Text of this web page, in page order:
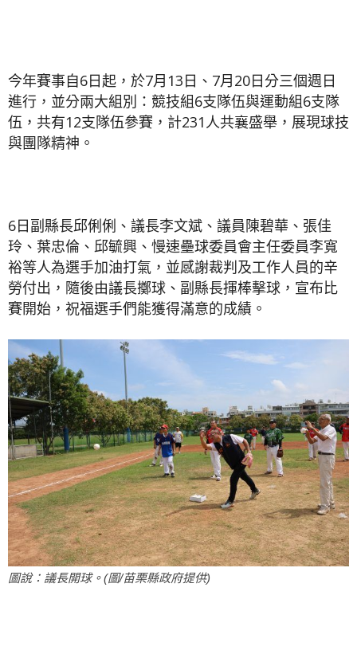
今年賽事自6日起，於7月13日、7月20日分三個週日
進行，並分兩大組別：競技組6支隊伍與運動組6支隊
伍，共有12支隊伍參賽，計231人共襄盛舉，展現球技
與團隊精神。
6日副縣長邱俐俐、議長李文斌、議員陳碧華、張佳
玲、葉忠倫、邱毓興、慢速壘球委員會主任委員李寬
裕等人為選手加油打氣，並感謝裁判及工作人員的辛
勞付出，隨後由議長擲球、副縣長揮棒擊球，宣布比
賽開始，祝福選手們能獲得滿意的成績。
圖說：議長開球。(圖/苗栗縣政府提供)